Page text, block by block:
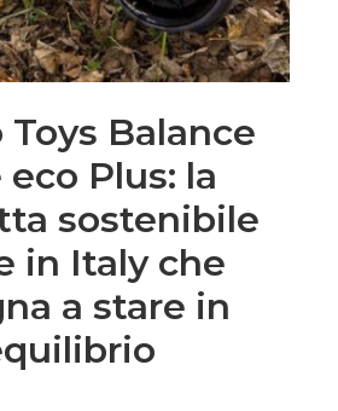
Toys Balance
eco Plus: la
sostenibile
in Italy che
a stare in